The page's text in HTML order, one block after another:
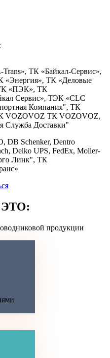
ТК «Байкал-Сервис»,
ТК «Деловые
«ПЭК», ТК
Сервис», ТЭК «CLC
Компания", ТК
VOZOVOZ ТК VOZOVOZ,
Доставки"
DB Schenker, Dentro
Delko UPS, FedEx, Moller-
Линк", ТК
ЭТО:
продукции